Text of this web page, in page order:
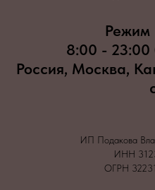
Режим
8:00 - 23:00
Россия, Москва,
ИП Подакова
ИНН
ОГРН